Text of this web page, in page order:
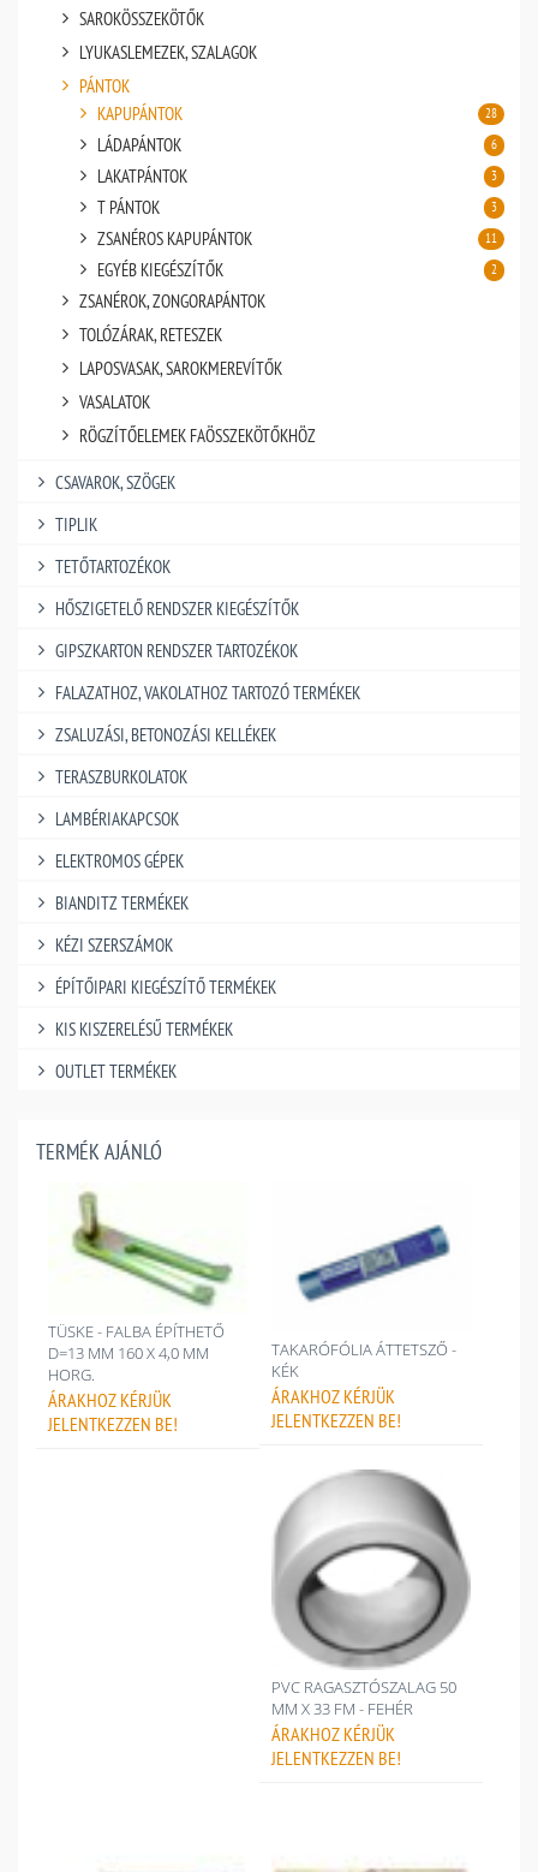
SAROKÖSSZEKÖTŐK
LYUKASLEMEZEK, SZALAGOK
PÁNTOK
KAPUPÁNTOK
28
LÁDAPÁNTOK 6
LAKATPÁNTOK 3
T PÁNTOK 3
ZSANÉROS KAPUPÁNTOK 11
EGYÉB KIEGÉSZÍTŐK 2
ZSANÉROK, ZONGORAPÁNTOK
TOLÓZÁRAK, RETESZEK
LAPOSVASAK, SAROKMEREVÍTŐK
VASALATOK
RÖGZÍTŐELEMEK FAÖSSZEKÖTŐKHÖZ
CSAVAROK, SZÖGEK
TIPLIK
TETŐTARTOZÉKOK
HŐSZIGETELŐ RENDSZER KIEGÉSZÍTŐK
GIPSZKARTON RENDSZER TARTOZÉKOK
FALAZATHOZ, VAKOLATHOZ TARTOZÓ TERMÉKEK
ZSALUZÁSI, BETONOZÁSI KELLÉKEK
TERASZBURKOLATOK
LAMBÉRIAKAPCSOK
ELEKTROMOS GÉPEK
BIANDITZ TERMÉKEK
KÉZI SZERSZÁMOK
ÉPÍTŐIPARI KIEGÉSZÍTŐ TERMÉKEK
KIS KISZERELÉSŰ TERMÉKEK
OUTLET TERMÉKEK
TERMÉK AJÁNLÓ
TÜSKE - FALBA ÉPÍTHETŐ
D=13 MM 160 X 4,0 MM
HORG.
ÁRAKHOZ KÉRJÜK
JELENTKEZZEN BE!
TAKARÓFÓLIA ÁTTETSZŐ -
KÉK
ÁRAKHOZ KÉRJÜK
JELENTKEZZEN BE!
PVC RAGASZTÓSZALAG 50
MM X 33 FM - FEHÉR
ÁRAKHOZ KÉRJÜK
JELENTKEZZEN BE!